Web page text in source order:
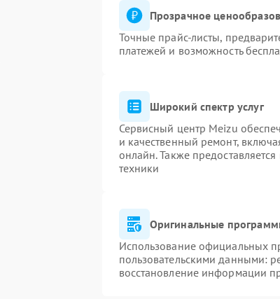
Прозрачное
Точные прайс-листы,
платежей и возможность
Широкий спектр услуг
Сервисный центр Meizu
и качественный ремонт,
онлайн. Также
техники
Оригинальные
Использование официальных
пользовательскими данными:
восстановление информации